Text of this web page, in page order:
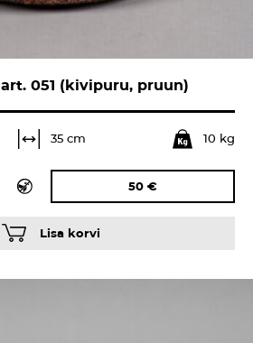
051 (kivipuru, pruun)
35 cm 10 kg
50 €
Lisa korvi